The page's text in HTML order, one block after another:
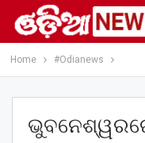
Home #Odianews